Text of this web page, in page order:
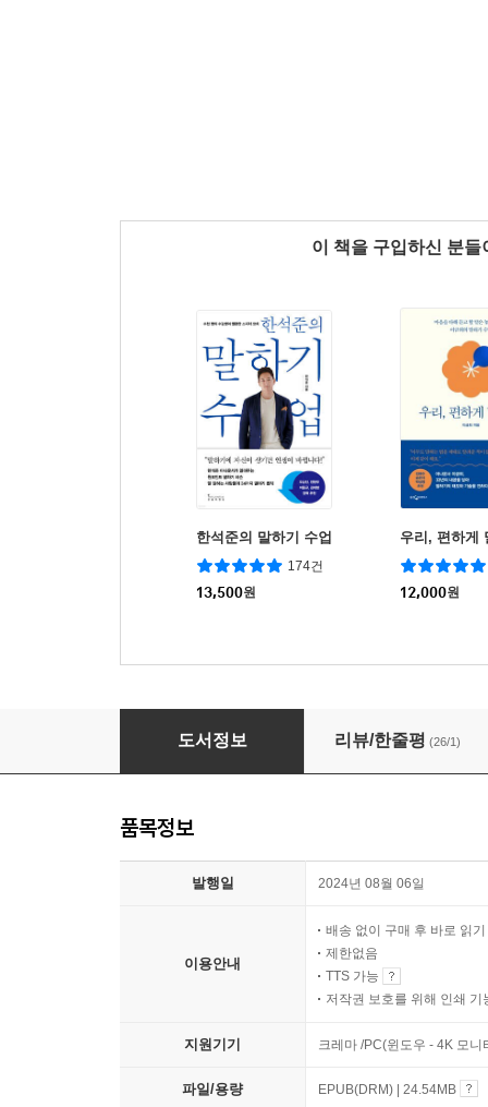
이 책을 구입하신 분
한석준의 말하기 수업
174건
13,500원
우리, 편하게
12,000원
존 맥스웰 사람을 움직이는 말의 힘
도서정보 리뷰/한줄평 (26/1)
품목정보
발행일 2024년 08월 06일
이용안내
배송 없이 구매 후 바로 읽기
제한없음
TTS 가능
저작권 보호를 위해 인쇄 기
지원기기 크레마 /PC(윈도우 - 4K 모
파일/용량 EPUB(DRM) | 24.54MB